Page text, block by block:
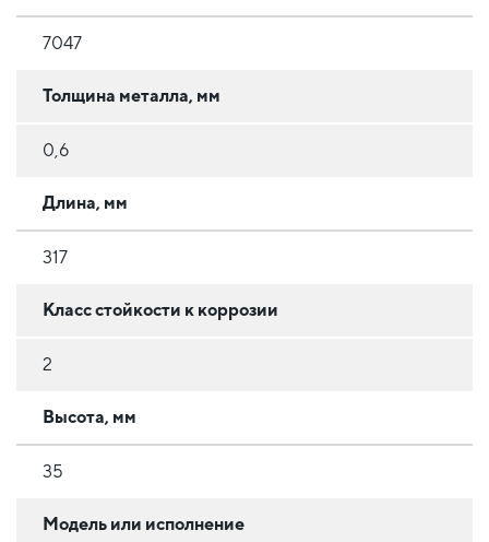
7047
Толщина металла, мм
0,6
Длина, мм
317
Класс стойкости к коррозии
2
Высота, мм
35
Модель или исполнение